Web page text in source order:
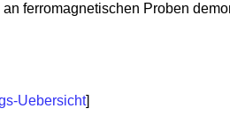
ferromagnetischen Proben
Uebersicht]